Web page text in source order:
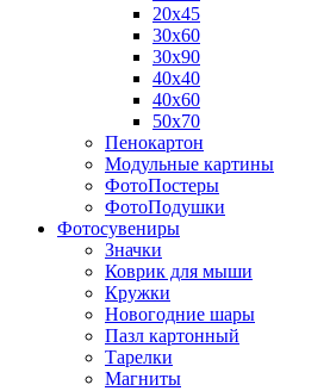
20х45
30х60
30х90
40х40
40х60
50х70
Пенокартон
Модульные картины
ФотоПостеры
ФотоПодушки
Фотоcувениры
Значки
Коврик для мыши
Кружки
Новогодние шары
Пазл картонный
Тарелки
Магниты